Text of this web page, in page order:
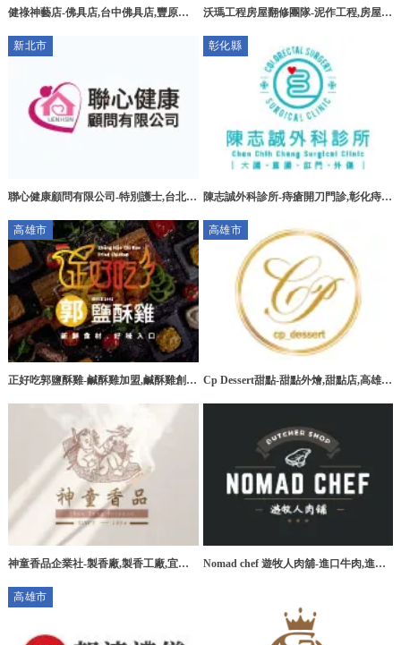
健祿神藝店-佛具店,台中佛具店,豐原佛
沃瑪工程房屋翻修團隊-泥作工程,房屋拆
新北市
聯心健康顧問有限公司-特別護士,台北特
彰化縣
陳志誠外科診所-痔瘡開刀門診,彰化痔瘡
高雄市
正好吃郭鹽酥雞-鹹酥雞加盟,鹹酥雞創
高雄市
Cp Dessert甜點-甜點外燴,甜點店,高雄甜
神童香品企業社-製香廠,製香工廠,宜蘭
Nomad chef 遊牧人肉舖-進口牛肉,進口
高雄市